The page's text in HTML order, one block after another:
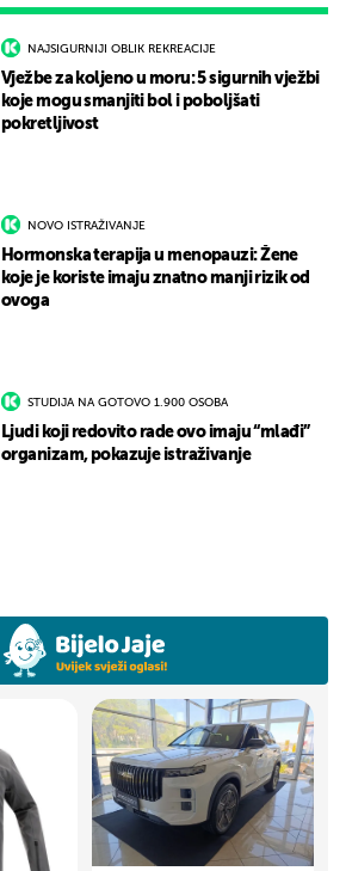
NAJSIGURNIJI OBLIK REKREACIJE
Vježbe za koljeno u moru: 5 sigurnih vježbi
koje mogu smanjiti bol i poboljšati
pokretljivost
NOVO ISTRAŽIVANJE
Hormonska terapija u menopauzi: Žene
koje je koriste imaju znatno manji rizik od
ovoga
STUDIJA NA GOTOVO 1.900 OSOBA
Ljudi koji redovito rade ovo imaju “mlađi”
organizam, pokazuje istraživanje